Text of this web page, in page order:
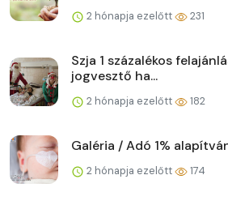
2 hónapja ezelőtt 231
Szja 1 százalékos
jogvesztő ha...
2 hónapja ezelőtt 182
Galéria / Adó 1%
2 hónapja ezelőtt 174